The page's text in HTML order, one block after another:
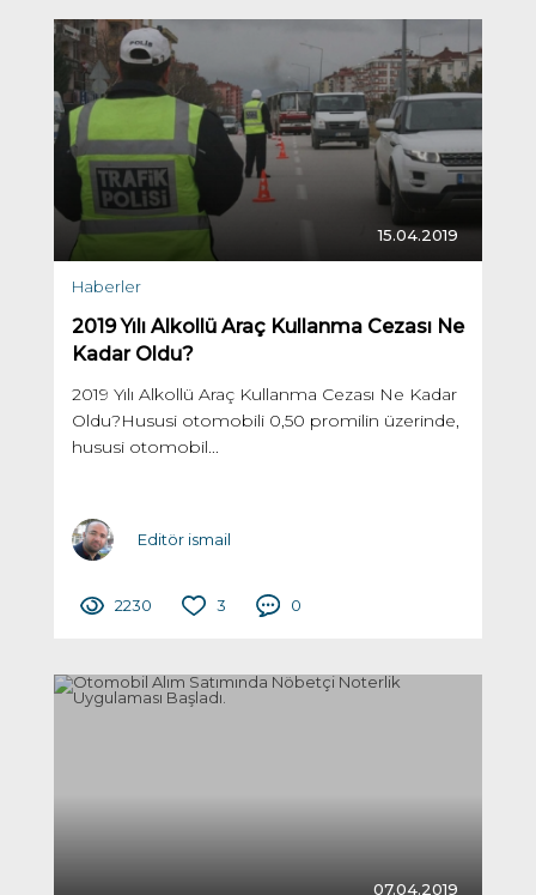
15.04.2019
Haberler
2019 Yılı Alkollü Araç Kullanma Cezası Ne
Kadar Oldu?
2019 Yılı Alkollü Araç Kullanma Cezası Ne Kadar
Oldu?Hususi otomobili 0,50 promilin üzerinde,
hususi otomobil...
Editör ismail
2230 3 0
07.04.2019